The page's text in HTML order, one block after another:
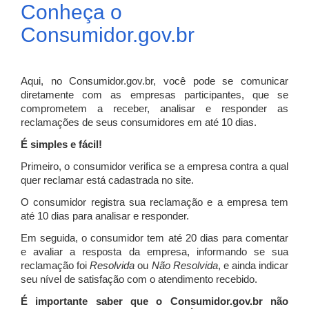
Conheça o
Consumidor.gov.br
Aqui, no Consumidor.gov.br, você pode se comunicar
diretamente com as empresas participantes, que se
comprometem a receber, analisar e responder as
reclamações de seus consumidores em até 10 dias.
É simples e fácil!
Primeiro, o consumidor verifica se a empresa contra a qual
quer reclamar está cadastrada no site.
O consumidor registra sua reclamação e a empresa tem
até 10 dias para analisar e responder.
Em seguida, o consumidor tem até 20 dias para comentar
e avaliar a resposta da empresa, informando se sua
reclamação foiResolvida ou Não Resolvida, e ainda indicar
seu nível de satisfação com o atendimento recebido.
É importante saber que o Consumidor.gov.br não